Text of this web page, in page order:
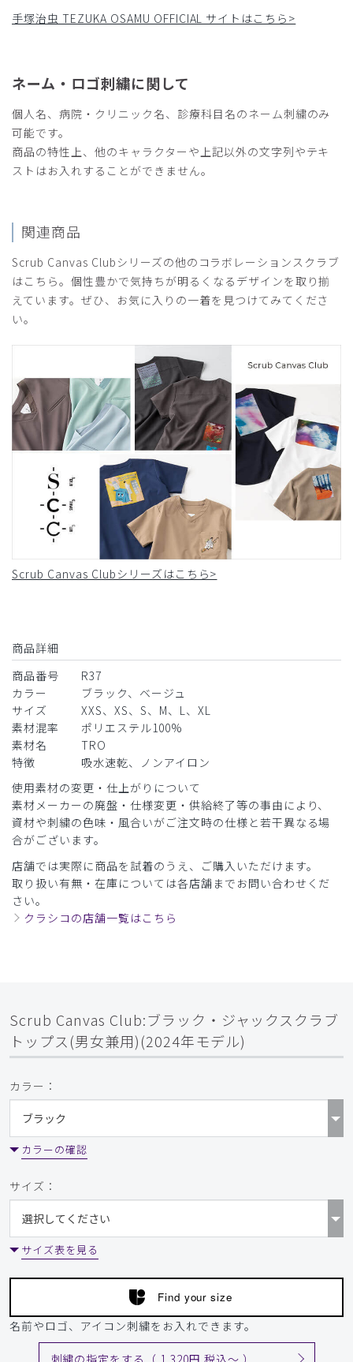
手塚治虫 TEZUKA OSAMU OFFICIAL サイトはこちら>
ネーム・ロゴ刺繍に関して
個人名、病院・クリニック名、診療科目名のネーム刺繍のみ
可能です。
商品の特性上、他のキャラクターや上記以外の文字列やテキ
ストはお入れすることができません。
関連商品
Scrub Canvas Clubシリーズの他のコラボレーションスクラブ
はこちら。個性豊かで気持ちが明るくなるデザインを取り揃
えています。ぜひ、お気に入りの一着を見つけてみてくださ
い。
Scrub Canvas Clubシリーズはこちら>
商品詳細
商品番号
R37
カラー
ブラック、ベージュ
サイズ
XXS、XS、S、M、L、XL
素材混率
ポリエステル100%
素材名
TRO
特徴
吸水速乾、ノンアイロン
使用素材の変更・仕上がりについて
素材メーカーの廃盤・仕様変更・供給終了等の事由により、
資材や刺繍の色味・風合いがご注文時の仕様と若干異なる場
合がございます。
店舗では実際に商品を試着のうえ、ご購入いただけます。
取り扱い有無・在庫については各店舗までお問い合わせくだ
さい。
クラシコの店舗一覧はこちら
Scrub Canvas Club:ブラック・ジャックスクラブ
トップス(男女兼用)(2024年モデル)
カラー：
カラーの確認
サイズ：
サイズ表を見る
Find your size
名前やロゴ、アイコン刺繍をお入れできます。